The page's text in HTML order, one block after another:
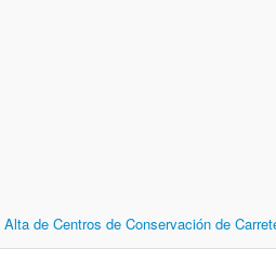
Alta de Centros de Conservación de